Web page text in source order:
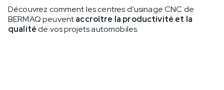
Découvrez comment les centres d’usinage CNC de
BERMAQ peuventaccroître la productivité et la
qualitéde vos projets automobiles.